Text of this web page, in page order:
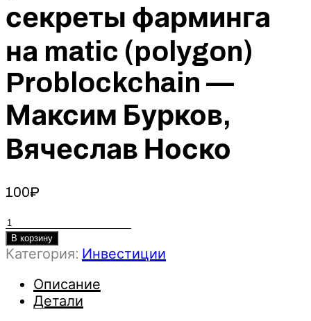
секреты фарминга
на matic (polygon)
Problockchain —
Максим Бурков,
Вячеслав Носко
100₽
Количество
товара
100%
на
падающем
В корзину
Категория: Инвестиции
Описание
Детали